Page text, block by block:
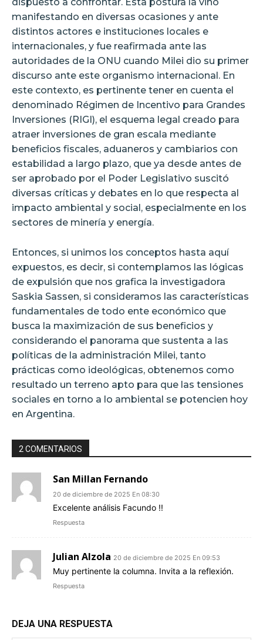
manifestando en diversas ocasiones y ante
distintos actores e instituciones locales e
internacionales, y fue reafirmada ante las
autoridades de la ONU cuando Milei dio su primer
discurso ante este organismo internacional. En
este contexto, es pertinente tener en cuenta el
denominado Régimen de Incentivo para Grandes
Inversiones (RIGI), el esquema legal creado para
atraer inversiones de gran escala mediante
beneficios fiscales, aduaneros y cambiarios con
estabilidad a largo plazo, que ya desde antes de
ser aprobado por el Poder Legislativo suscitó
diversas críticas y debates en lo que respecta al
impacto ambiental y social, especialmente en los
sectores de minería y energía.
Entonces, si unimos los conceptos hasta aquí
expuestos, es decir, si contemplamos las lógicas
de expulsión que nos grafica la investigadora
Saskia Sassen, si consideramos las características
fundamentales de todo ente económico que
busca la maximización de sus beneficios y
considerando el panorama que sustenta a las
políticas de la administración Milei, tanto
prácticas como ideológicas, obtenemos como
resultado un terreno apto para que las tensiones
sociales en torno a lo ambiental se potencien hoy
en Argentina.
2 COMENTARIOS
San Millan Fernando
20 de diciembre de 2025 En 08:30
Excelente análisis Facundo !!
Respuesta
Julian Alzola 20 de diciembre de 2025 En 09:53
Muy pertinente la columna. Invita a la reflexión.
Respuesta
DEJA UNA RESPUESTA